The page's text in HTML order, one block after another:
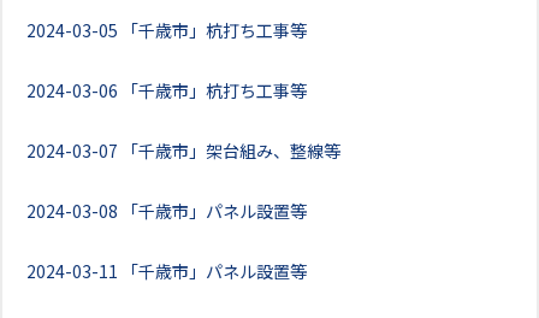
2024-03-05 「千歳市」杭打ち工事等
2024-03-06 「千歳市」杭打ち工事等
2024-03-07 「千歳市」架台組み、整線等
2024-03-08 「千歳市」パネル設置等
2024-03-11 「千歳市」パネル設置等